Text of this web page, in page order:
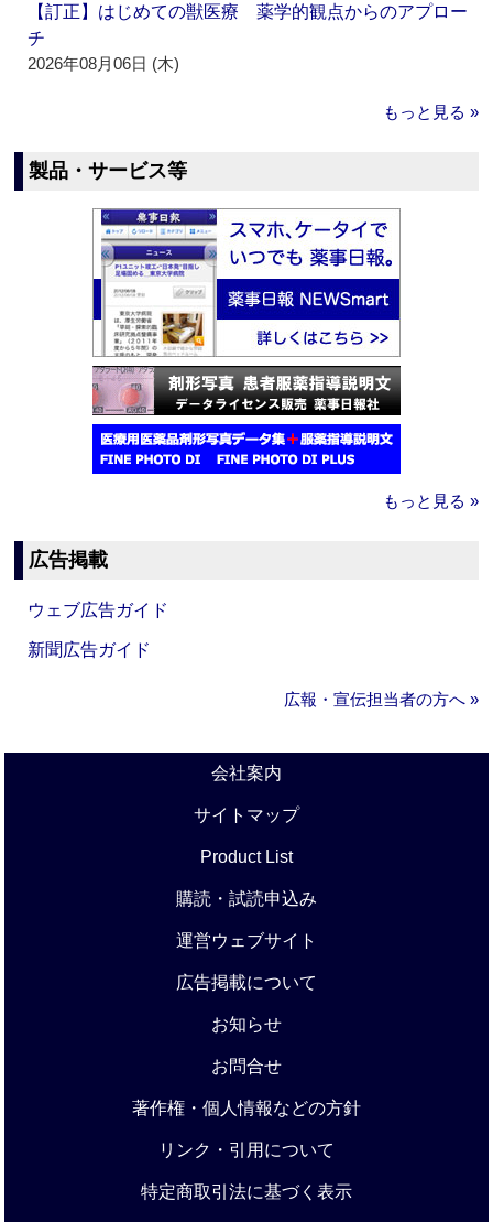
【訂正】はじめての獣医療 薬学的観点からのアプロー
チ
2026年08月06日 (木)
もっと見る »
製品・サービス等
もっと見る »
広告掲載
ウェブ広告ガイド
新聞広告ガイド
広報・宣伝担当者の方へ »
会社案内
サイトマップ
Product List
購読・試読申込み
運営ウェブサイト
広告掲載について
お知らせ
お問合せ
著作権・個人情報などの方針
リンク・引用について
特定商取引法に基づく表示